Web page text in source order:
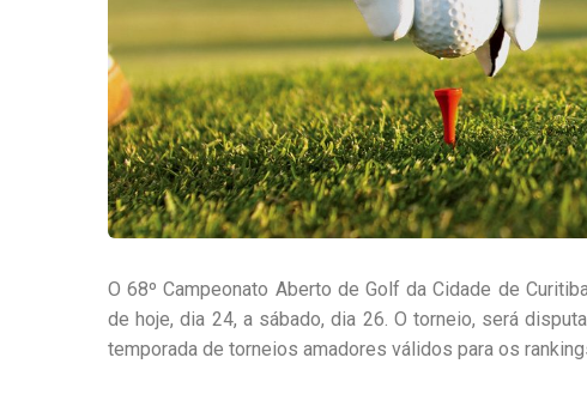
O 68º Campeonato Aberto de Golf da Cidade de
de hoje, dia 24, a sábado, dia 26. O torneio, será
temporada de torneios amadores válidos para os